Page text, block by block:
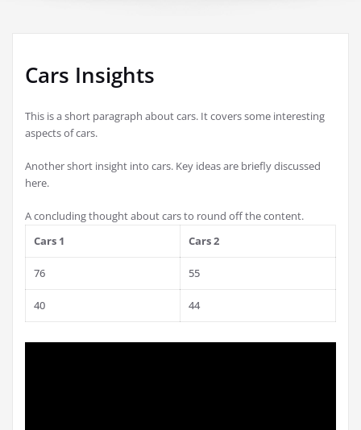
Cars Insights
This is a short paragraph about cars. It covers some interesting
aspects of cars.
Another short insight into cars. Key ideas are briefly discussed
here.
A concluding thought about cars to round off the content.
Cars 1
Cars 2
76 55
40 44